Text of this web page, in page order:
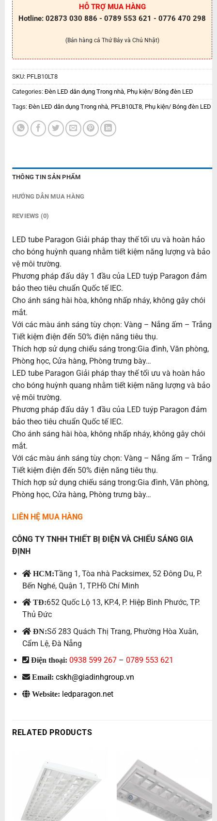
HỖ TRỢ MUA HÀNG
Hotline: 02873 030 886 - 0789 553 621 - 0776 470 298
(Bán hàng cả Thứ Bảy và Chủ Nhật)
SKU: PFLB10LT8
Categories: Đèn LED dân dụng Trong nhà, Phụ kiện/ Bóng đèn LED
Tags: Đèn LED dân dụng Trong nhà, PFLB10LT8, Phụ kiện/ Bóng đèn LED
THÔNG TIN SẢN PHẨM
HƯỚNG DẪN MUA HÀNG
REVIEWS (0)
LED tube Paragon Giải pháp thay thế tối ưu và hoàn hảo
cho bóng huỳnh quang nhằm tiết kiệm năng lượng và bảo
vệ môi trường.
Phương pháp đấu dây 1 đầu của LED tuýp Paragon đảm
bảo theo tiêu chuẩn Quốc tế IEC.
Cho ánh sáng hài hòa, không nhấp nháy, không gây chói
mắt.
Với các màu ánh sáng tùy chọn: Vàng – Nắng ấm – Trắng
Tiết kiệm điện đến 50% điện năng tiêu thụ.
Thích hợp sử dụng chiếu sáng trong:Gia đình, Văn phòng,
Phòng học, Cửa hàng, Phòng trưng bày…
LED tube Paragon Giải pháp thay thế tối ưu và hoàn hảo
cho bóng huỳnh quang nhằm tiết kiệm năng lượng và bảo
vệ môi trường.
Phương pháp đấu dây 1 đầu của LED tuýp Paragon đảm
bảo theo tiêu chuẩn Quốc tế IEC.
Cho ánh sáng hài hòa, không nhấp nháy, không gây chói
mắt.
Với các màu ánh sáng tùy chọn: Vàng – Nắng ấm – Trắng
Tiết kiệm điện đến 50% điện năng tiêu thụ.
Thích hợp sử dụng chiếu sáng trong:Gia đình, Văn phòng,
Phòng học, Cửa hàng, Phòng trưng bày…
LIÊN HỆ MUA HÀNG
CÔNG TY TNHH THIẾT BỊ ĐIỆN VÀ CHIẾU SÁNG GIA
ĐỊNH
HCM:Tầng 1, Tòa nhà Packsimex, 52 Đông Du, P.
Bến Nghé, Quận 1, TP.Hồ Chí Minh
TĐ:652 Quốc Lộ 13, KP.4, P. Hiệp Bình Phước, TP.
Thủ Đức
ĐN:Số 283 Quách Thị Trang, Phường Hòa Xuân,
Cẩm Lệ, Đà Nẵng
Điện thoại: 0938 599 267– 0789 553 621
Email: cskh@giadinhgroup.vn
Website: ledparagon.net
RELATED PRODUCTS